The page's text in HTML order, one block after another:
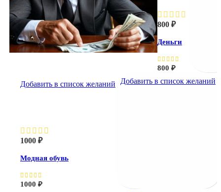
800 ₽
Деньги
800 ₽
Добавить в список желаний
1000 ₽
Модная обувь
1000 ₽
Добавить в список желаний